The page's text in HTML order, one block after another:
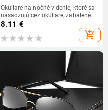
Okuliare na nočné videnie, ktoré sa
nasadzujú cez okuliare, zabalené
do štítu, rybárske športové okuliare,
vetruodolné slnečné okuliare
8.11 €
add_shopping_cart